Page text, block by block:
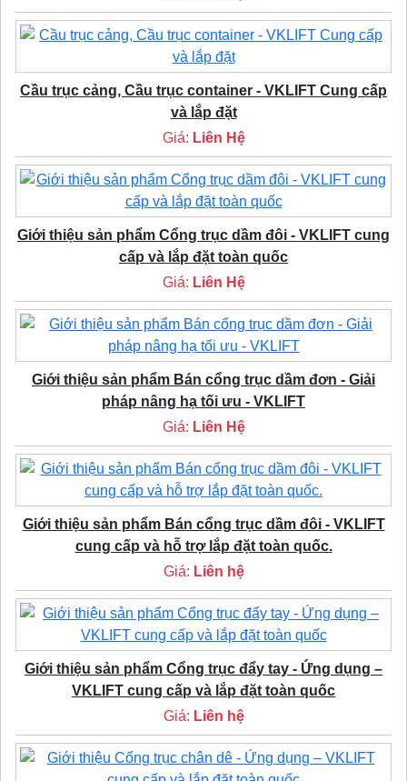
Cầu trục cảng, Cầu trục container - VKLIFT Cung cấp
và lắp đặt
Giá: Liên Hệ
Giới thiệu sản phẩm Cổng trục dầm đôi - VKLIFT cung
cấp và lắp đặt toàn quốc
Giá: Liên Hệ
Giới thiệu sản phẩm Bán cổng trục dầm đơn - Giải
pháp nâng hạ tối ưu - VKLIFT
Giá: Liên Hệ
Giới thiệu sản phẩm Bán cổng trục dầm đôi - VKLIFT
cung cấp và hỗ trợ lắp đặt toàn quốc.
Giá: Liên hệ
Giới thiệu sản phẩm Cổng trục đẩy tay - Ứng dụng –
VKLIFT cung cấp và lắp đặt toàn quốc
Giá: Liên hệ